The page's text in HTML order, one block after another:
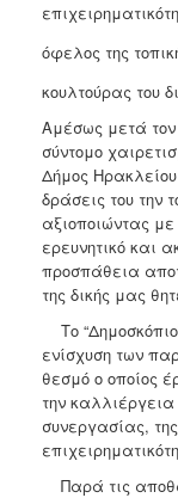
όφελος της
κουλτούρας του
Αμέσως μετά
σύντομο
Δήμος
δράσεις του την
αξιοποιώντας
ερευνητικό και
προσπάθεια
της δικής μας
Το
ενίσχυση των
θεσμό ο οποίος
την καλλιέργεια
συνεργασίας,
Παρά τις